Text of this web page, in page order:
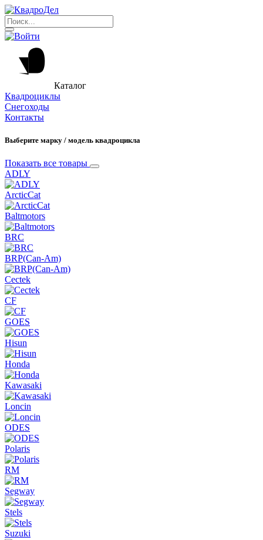
Каталог
Квадроциклы
Снегоходы
Контакты
Выберите марку / модель квадроцикла
Показать все товары
ADLY
ArcticCat
Baltmotors
BRC
BRP(Can-Am)
Cectek
CF
GOES
Hisun
Honda
Kawasaki
Loncin
ODES
Polaris
RM
Segway
Stels
Suzuki